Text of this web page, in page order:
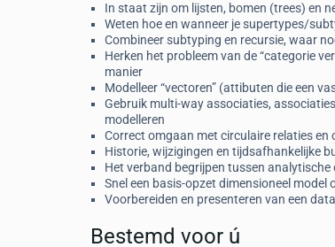
In staat zijn om lijsten, bomen (trees) en
Weten hoe en wanneer je supertypes/
Combineer subtyping en recursie, waar
Herken het probleem van de “categorie
manier
Modelleer “vectoren” (attibuten die een
Gebruik multi-way associaties,
modelleren
Correct omgaan met circulaire relaties
Historie, wijzigingen en tijdsafhankelijke
Het verband begrijpen tussen
Snel een basis-opzet dimensioneel model
Voorbereiden en presenteren van een
Bestemd voor ú